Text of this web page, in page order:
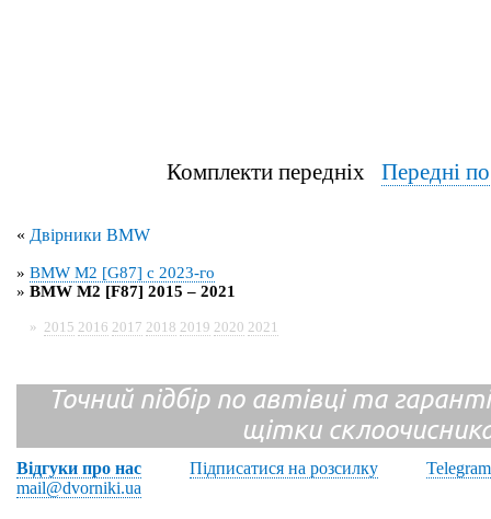
Комплекти передніх Передні
« Двірники BMW
» BMW M2 [G87] с 2023-го
» BMW M2 [F87] 2015 – 2021
» 2015 2016 2017 2018 2019 2020 2021
Точний підбір по автівці та
щітки
Відгуки про нас Підписатися на розсилку
Telegram
mail@dvorniki.ua